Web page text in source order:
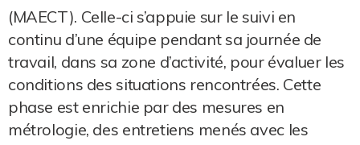
(MAECT). Celle-ci s’appuie sur le suivi en
continu d’une équipe pendant sa journée de
travail, dans sa zone d’activité, pour évaluer les
conditions des situations rencontrées. Cette
phase est enrichie par des mesures en
métrologie, des entretiens menés avec les